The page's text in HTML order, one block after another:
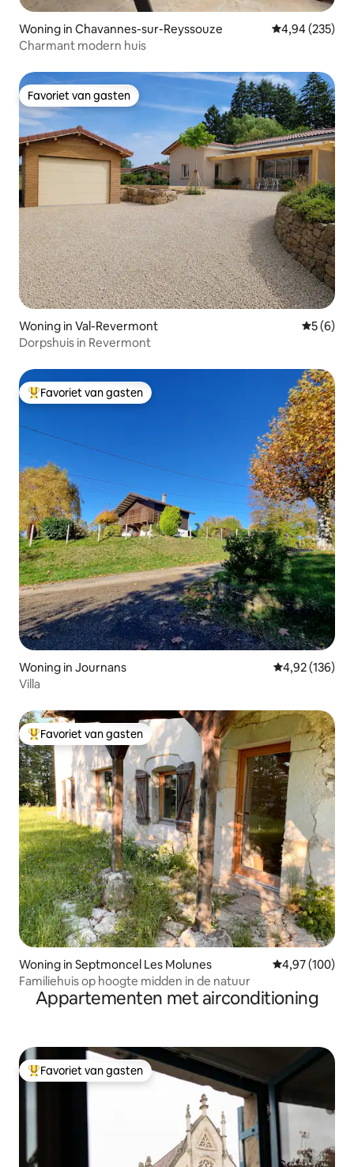
Woning in Chavannes-sur-Reyssouze Gemiddelde
4,94 (235)
Charmant modern huis
Favoriet van gasten
Favoriet van gasten
Woning in Val-Revermont
5 (6)
Dorpshuis in Revermont
Topfavoriet van gasten
Favoriet van gasten
Woning in Journans Gemiddelde
4,92 (136)
Villa
Topfavoriet van gasten
Favoriet van gasten
Woning in Septmoncel Les Molunes Gemiddelde
4,97 (100)
Familiehuis op hoogte midden in de natuur
Appartementen met airconditioning
Topfavoriet van gasten
Favoriet van gasten